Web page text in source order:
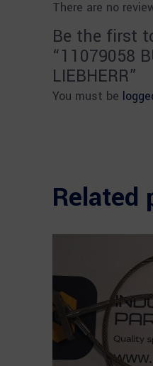
There are no
Be the first
“11079058
LIEBHERR”
You must be
Related